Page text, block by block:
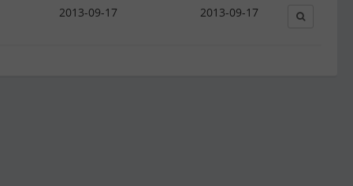
2013-09-17 2013-09-17